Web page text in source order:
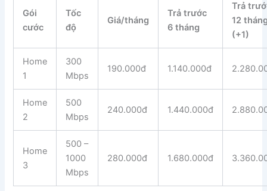
Gói
cước
Tốc
độ
Giá/tháng
Trả trước
6 tháng
Trả
12
(+1)
Home
1
300
Mbps
190.000đ 1.140.000đ
Home
2
500
Mbps
240.000đ 1.440.000đ
Home
3
500 –
1000
Mbps
280.000đ 1.680.000đ